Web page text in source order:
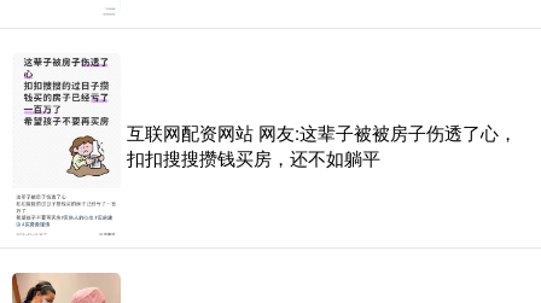
互联网配资网站 网友:这辈子被被房子伤透了心，
扣扣搜搜攒钱买房，还不如躺平